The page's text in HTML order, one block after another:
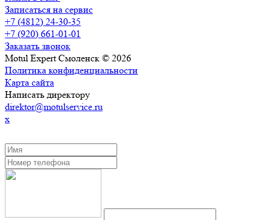
Записаться на сервис
+7 (4812) 24-30-35
+7 (920) 661-01-01
Заказать звонок
Motul Expert Смоленск © 2026
Политика конфиденциальности
Карта сайта
Написать директору
direktor@motulservice.ru
x